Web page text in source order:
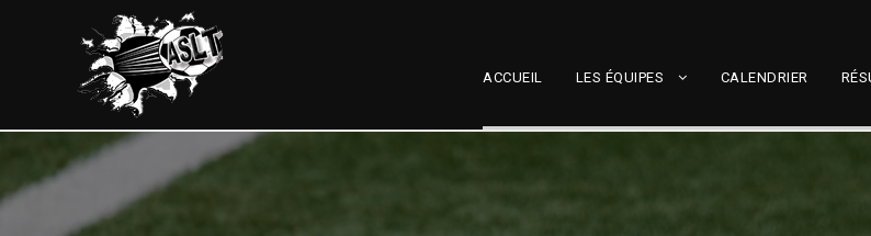
ACCUEIL LES ÉQUIPES CALENDRIER